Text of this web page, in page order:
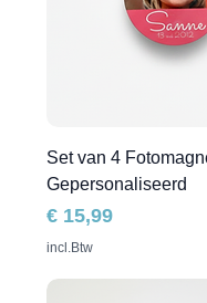
Set van 4
Gepersonaliseerd
Prijs
€ 15,99
incl.Btw